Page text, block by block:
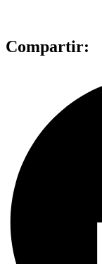
Compartir: